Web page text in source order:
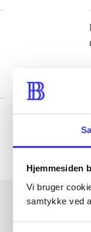
Hjemmesiden
Vi bruger
samtykke ved